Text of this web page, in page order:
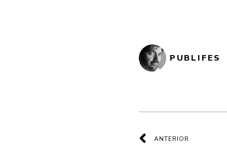
PUBLIFES
Ant
ANTERIOR